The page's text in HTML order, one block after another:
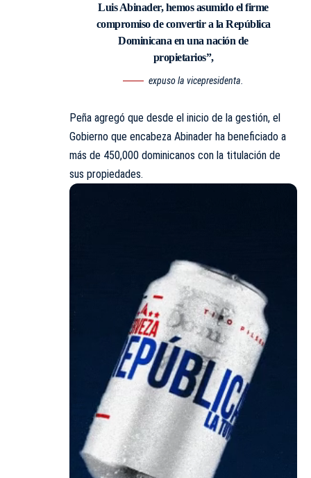
Luis Abinader, hemos asumido el firme
compromiso de convertir a la República
Dominicana en una nación de
propietarios”,
expuso la vicepresidenta.
Peña agregó que desde el inicio de la gestión, el
Gobierno que encabeza Abinader ha beneficiado a
más de 450,000 dominicanos con la titulación de
sus propiedades.